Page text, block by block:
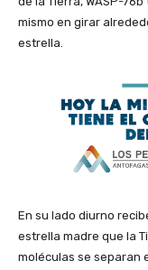
mismo en girar
estrella.
En su lado diurno
estrella madre que la
moléculas se separan